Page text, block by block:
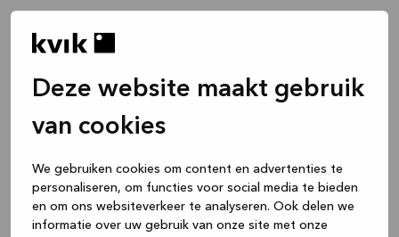
Deze website maakt gebruik
van cookies
We gebruiken cookies om content en advertenties te
personaliseren, om functies voor social media te bieden
en om ons websiteverkeer te analyseren. Ook delen we
informatie over uw gebruik van onze site met onze